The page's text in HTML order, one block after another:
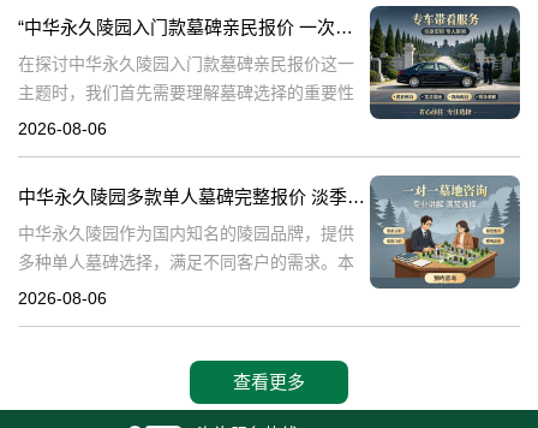
“中华永久陵园入门款墓碑亲民报价 一次性付清享折上折：超值优惠与便捷选择的完美结合”
在探讨中华永久陵园入门款墓碑亲民报价这一
主题时，我们首先需要理解墓碑选择的重要性
及其对逝者与生者的影响。墓碑不仅是对逝者
2026-08-06
中华永久陵园多款单人墓碑完整报价 淡季下单直降数千元详解
中华永久陵园作为国内知名的陵园品牌，提供
多种单人墓碑选择，满足不同客户的需求。本
文将详细介绍中华永久陵园多款单人墓碑的完
2026-08-06
查看更多